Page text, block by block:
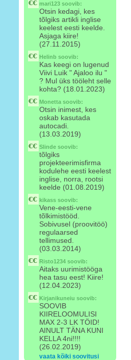
mari123 soovib:
Otsin kedagi, kes
tõlgiks artikli inglise
keelest eesti keelde.
Asjaga kiire!
(27.11.2015)
Helinb soovib:
Kas keegi on lugenud
Viivi Luik " Ajaloo ilu "
? Mul üks tööleht selle
kohta? (18.01.2023)
Monetta soovib:
Otsin inimest, kes
oskab kasutada
autocadi.
(13.03.2019)
Slinde soovib:
tõlgiks
projekteerimisfirma
kodulehe eesti keelest
inglise, norra, rootsi
keelde (01.08.2019)
kikass soovib:
Vene-eesti-vene
tõlkimistööd.
Sobivusel (proovitöö)
regulaarsed
tellimused.
(03.03.2014)
Risto1234 soovib:
Aitaks uurimistööga
hea tasu eest! Kiire!
(12.04.2023)
Kirjanikuneiu soovib:
SOOVIB
KIIRELOOMULISI
MAX 2-3 LK TÖID!
AINULT TÄNA KUNI
KELLA 4ni!!!!
(26.02.2019)
vaata kõiki soovitusi